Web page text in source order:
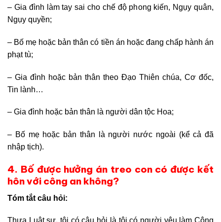
– Gia đình làm tay sai cho chế độ phong kiến, Ngụy quân,
Ngụy quyền;
– Bố mẹ hoặc bản thân có tiền án hoặc đang chấp hành án
phạt tù;
– Gia đình hoặc bản thân theo Đạo Thiên chúa, Cơ đốc,
Tin lành…
– Gia đình hoặc bản thân là người dân tộc Hoa;
– Bố mẹ hoặc bản thân là người nước ngoài (kể cả đã
nhập tịch).
4. Bố được hưởng án treo con có được kết
hôn với công an không?
Tóm tắt câu hỏi: